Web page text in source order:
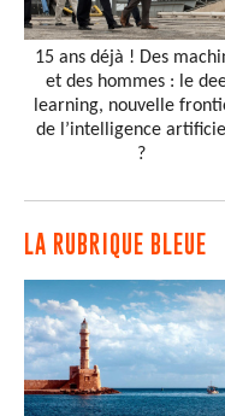
15 ans déjà ! Des
et des hommes : le
learning, nouvelle
de l’intelligence
?
LA RUBRIQUE BLEUE